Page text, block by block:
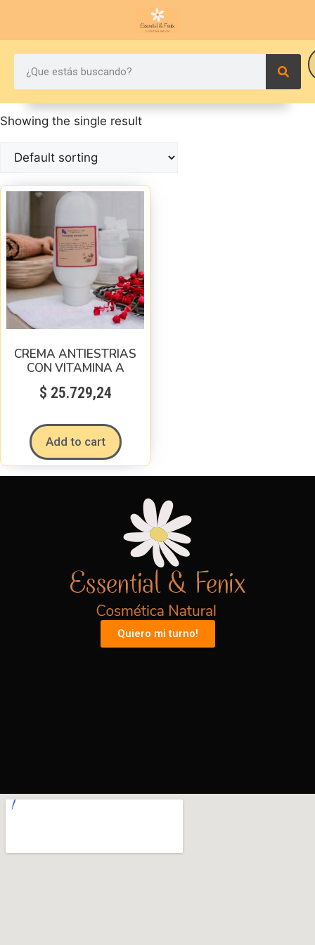
Showing the single result
CREMA ANTIESTRIAS
CON VITAMINA A
$ 25.729,24
Add to cart
Quiero mi turno!